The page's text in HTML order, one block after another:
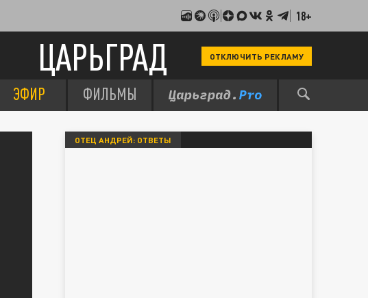
18+
ЦАРЬГРАД ОТКЛЮЧИТЬ РЕКЛАМУ
ЭФИР ФИЛЬМЫ
ОТЕЦ АНДРЕЙ: ОТВЕТЫ